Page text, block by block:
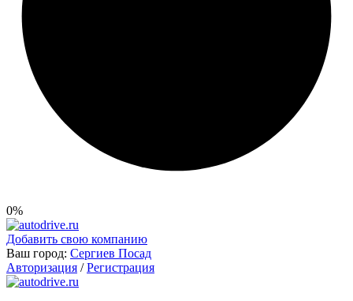
0%
Добавить свою компанию
Ваш город: Сергиев Посад
Авторизация / Регистрация